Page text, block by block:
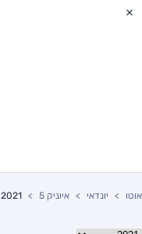
אוטו יונדאי איוניק 5 2021